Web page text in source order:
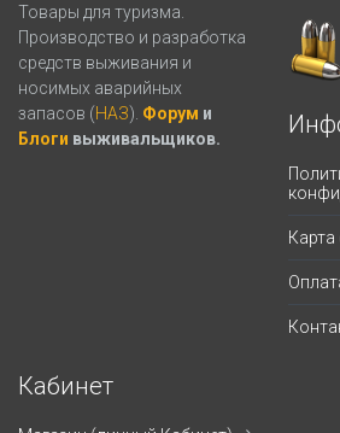
Товары для туризма.
Производство и разработка
средств выживания и
носимых аварийных
запасов (НАЗ). Форум и
Блоги выживальщиков.
Карта
Кабинет